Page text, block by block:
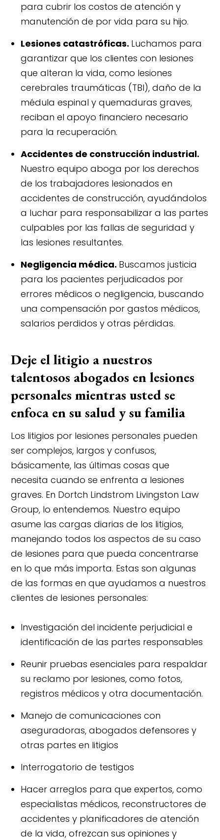
para cubrir los costos de atención y
manutención de por vida para su hijo.
Lesiones catastróficas. Luchamos para
garantizar que los clientes con lesiones
que alteran la vida, como lesiones
cerebrales traumáticas (TBI), daño de la
médula espinal y quemaduras graves,
reciban el apoyo financiero necesario
para la recuperación.
Accidentes de construcción industrial.
Nuestro equipo aboga por los derechos
de los trabajadores lesionados en
accidentes de construcción, ayudándolos
a luchar para responsabilizar a las partes
culpables por las fallas de seguridad y
las lesiones resultantes.
Negligencia médica. Buscamos justicia
para los pacientes perjudicados por
errores médicos o negligencia, buscando
una compensación por gastos médicos,
salarios perdidos y otras pérdidas.
Deje el litigio a nuestros
talentosos abogados en lesiones
personales mientras usted se
enfoca en su salud y su familia
Los litigios por lesiones personales pueden
ser complejos, largos y confusos,
básicamente, las últimas cosas que
necesita cuando se enfrenta a lesiones
graves. En Dortch Lindstrom Livingston Law
Group, lo entendemos. Nuestro equipo
asume las cargas diarias de los litigios,
manejando todos los aspectos de su caso
de lesiones para que pueda concentrarse
en lo que más importa. Estas son algunas
de las formas en que ayudamos a nuestros
clientes de lesiones personales:
Investigación del incidente perjudicial e
identificación de las partes responsables
Reunir pruebas esenciales para respaldar
su reclamo por lesiones, como fotos,
registros médicos y otra documentación.
Manejo de comunicaciones con
aseguradoras, abogados defensores y
otras partes en litigios
Interrogatorio de testigos
Hacer arreglos para que expertos, como
especialistas médicos, reconstructores de
accidentes y planificadores de atención
de la vida, ofrezcan sus opiniones y